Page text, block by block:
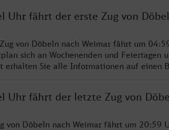
Uhr fährt der erste Zug von
von Döbeln nach Weimar fährt um
sich an Wochenenden und Feiertagen
erhalten Sie alle Informationen auf einen
Uhr fährt der letzte Zug von
von Döbeln nach Weimar fährt um 20:59